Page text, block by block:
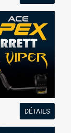
DÉTAILS